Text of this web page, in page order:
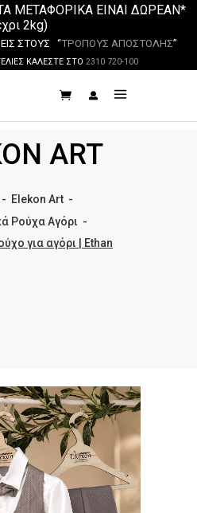
ΜΕΤΑΦΟΡΙΚΑ ΕΙΝΑΙ ΔΩΡΕΑΝ*
2kg)
ΣΤΟΥΣ “ΤΡΟΠΟΥΣ ΑΠΟΣΤΟΛΗΣ”
ΚΑΛΕΣΤΕ ΣΤΟ 2310 720-100
ART
- Elekon Art -
Ρούχα Αγόρι -
για αγόρι | Ethan